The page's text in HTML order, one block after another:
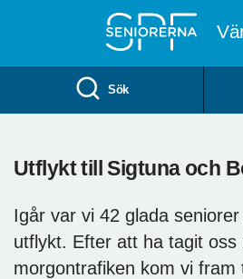
Sök
Utflykt till Sigtuna och
Igår var vi 42 glada
utflykt. Efter att ha tagit oss
morgontrafiken kom vi fram